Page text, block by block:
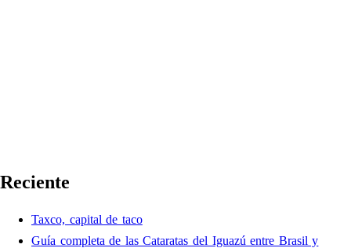
Reciente
Taxco, capital de taco
Guía completa de las Cataratas del Iguazú entre Brasil y